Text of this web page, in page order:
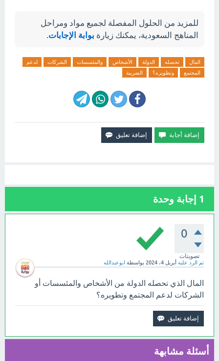
للمزيد من الحلول المفصلة لجميع مواد ومراحل
المناهج السعودية، يمكنك زيارة بوابة الإجابات.
المال تحصله الدولة الأشخاص والمئسسات الشركات
لدعم
المجتمع
وتطويره؟ الضريبة
1 إجابة وحدة
0
تصويتات
تم الرد عليه أبريل 4، 2024 بواسطة ابوعبدالله
المال الذي تحصله الدولة من الأشخاص والمئسسات أو
الشركات لدعم المجتمع وتطويره؟
أسئلة مشابهة